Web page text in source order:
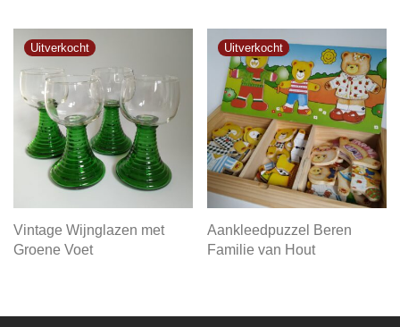
Vintage Wijnglazen met
Groene Voet
Aankleedpuzzel Beren
Familie van Hout